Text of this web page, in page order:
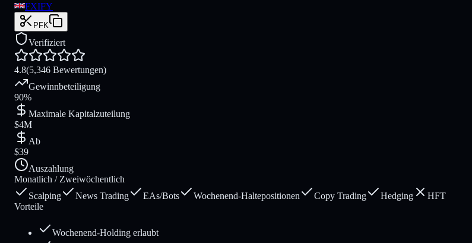
FXIFY
PFK
Verifiziert
4.8(5,346 Bewertungen)
Gewinnbeteiligung
90%
Maximale Kapitalzuteilung
$4M
Ab
$39
Auszahlung
Monatlich / Zweiwöchentlich
Scalping
News Trading EAs/Bots Wochenend-Haltepositionen Copy Trading Hedging
HFT
Vorteile
Wochenend-Holding erlaubt